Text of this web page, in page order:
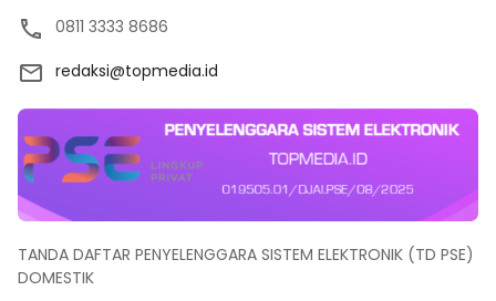
0811 3333 8686
redaksi@topmedia.id
TANDA DAFTAR PENYELENGGARA SISTEM ELEKTRONIK (TD PSE)
DOMESTIK